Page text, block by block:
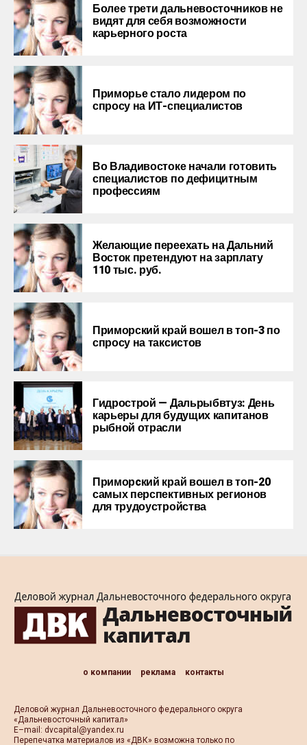
Более трети дальневосточников не
видят для себя возможности
карьерного роста
Приморье стало лидером по
спросу на ИТ-специалистов
Во Владивостоке начали готовить
специалистов по дефицитным
профессиям
Желающие переехать на Дальний
Восток претендуют на зарплату
110 тыс. руб.
Приморский край вошел в топ-3 по
спросу на таксистов
Гидрострой — Дальрыбвтуз: День
карьеры для будущих капитанов
рыбной отрасли
Приморcкий край вошел в топ-20
самых перспективных регионов
для трудоустройства
о компании реклама контакты
Деловой журнал Дальневосточного федерального округа
«Дальневосточный капитал»
Е–mail: dvcapital@yandex.ru
Перепечатка материалов из «ДВК» возможна только по